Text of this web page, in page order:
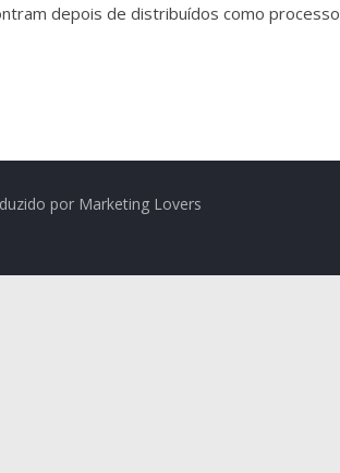
depois de distribuídos como
por Marketing Lovers